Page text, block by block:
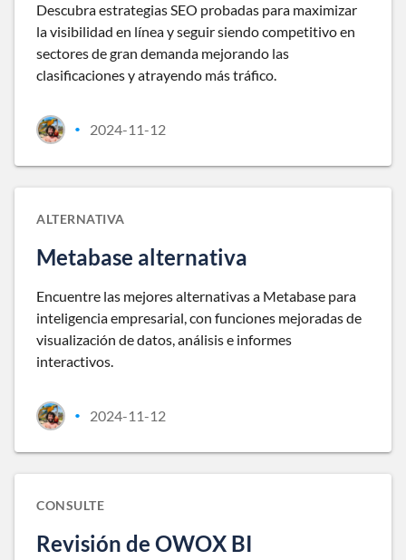
Descubra estrategias SEO probadas para maximizar
la visibilidad en línea y seguir siendo competitivo en
sectores de gran demanda mejorando las
clasificaciones y atrayendo más tráfico.
• 2024-11-12
ALTERNATIVA
Metabase alternativa
Encuentre las mejores alternativas a Metabase para
inteligencia empresarial, con funciones mejoradas de
visualización de datos, análisis e informes
interactivos.
• 2024-11-12
CONSULTE
Revisión de OWOX BI